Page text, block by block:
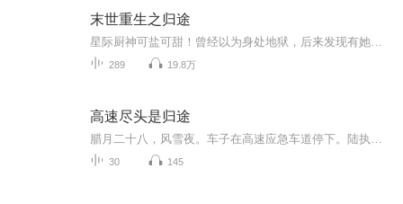
末世重生之归途
289 19.8万
高速尽头是归途
30 145